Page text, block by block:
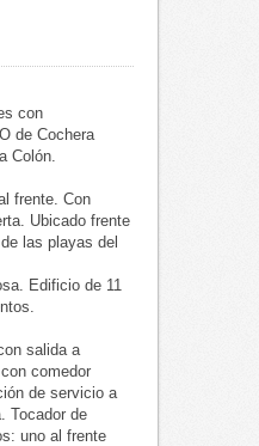
con
de Cochera
Colón.
frente. Con
Ubicado frente
las playas del
Edificio de 11
salida a
comedor
de servicio a
Tocador de
uno al frente